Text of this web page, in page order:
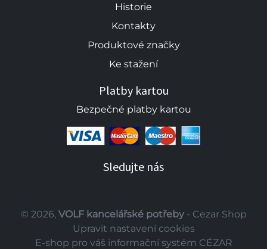
Historie
Kontakty
Produktové značky
Ke stažení
Platby kartou
Bezpečné platby kartou
Sledujte nás
© 2026, VOLF kancelářské potřeby- Cezar Shop
Upravit nastavení cookies
E-shop pro váš informační systém CÉZAR